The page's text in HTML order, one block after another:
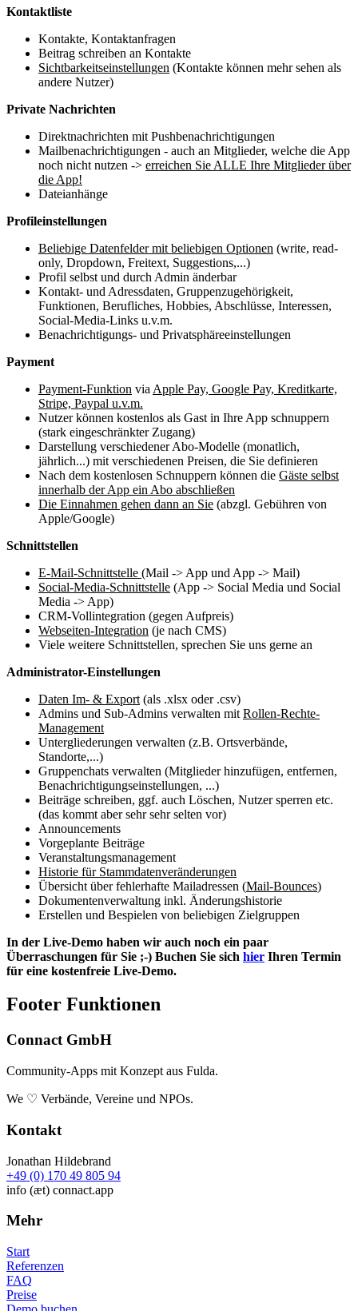
Kontaktliste
Kontakte, Kontaktanfragen
Beitrag schreiben an Kontakte
Sichtbarkeitseinstellungen (Kontakte können mehr sehen als
andere Nutzer)
Private Nachrichten
Direktnachrichten mit Pushbenachrichtigungen
Mailbenachrichtigungen - auch an Mitglieder, welche die App
noch nicht nutzen -> erreichen Sie ALLE Ihre Mitglieder über
die App!
Dateianhänge
Profileinstellungen
Beliebige Datenfelder mit beliebigen Optionen (write, read-
only, Dropdown, Freitext, Suggestions,...)
Profil selbst und durch Admin änderbar
Kontakt- und Adressdaten, Gruppenzugehörigkeit,
Funktionen, Berufliches, Hobbies, Abschlüsse, Interessen,
Social-Media-Links u.v.m.
Benachrichtigungs- und Privatsphäreeinstellungen
Payment
Payment-Funktion via Apple Pay, Google Pay, Kreditkarte,
Stripe, Paypal u.v.m.
Nutzer können kostenlos als Gast in Ihre App schnuppern
(stark eingeschränkter Zugang)
Darstellung verschiedener Abo-Modelle (monatlich,
jährlich...) mit verschiedenen Preisen, die Sie definieren
Nach dem kostenlosen Schnuppern können die Gäste selbst
innerhalb der App ein Abo abschließen
Die Einnahmen gehen dann an Sie (abzgl. Gebühren von
Apple/Google)
Schnittstellen
E-Mail-Schnittstelle (Mail -> App und App -> Mail)
Social-Media-Schnittstelle (App -> Social Media und Social
Media -> App)
CRM-Vollintegration (gegen Aufpreis)
Webseiten-Integration (je nach CMS)
Viele weitere Schnittstellen, sprechen Sie uns gerne an
Administrator-Einstellungen
Daten Im- & Export (als .xlsx oder .csv)
Admins und Sub-Admins verwalten mit Rollen-Rechte-
Management
Untergliederungen verwalten (z.B. Ortsverbände,
Standorte,...)
Gruppenchats verwalten (Mitglieder hinzufügen, entfernen,
Benachrichtigungseinstellungen, ...)
Beiträge schreiben, ggf. auch Löschen, Nutzer sperren etc.
(das kommt aber sehr sehr selten vor)
Announcements
Vorgeplante Beiträge
Veranstaltungsmanagement
Historie für Stammdatenveränderungen
Übersicht über fehlerhafte Mailadressen (Mail-Bounces)
Dokumentenverwaltung inkl. Änderungshistorie
Erstellen und Bespielen von beliebigen Zielgruppen
In der Live-Demo haben wir auch noch ein paar
Überraschungen für Sie ;-) Buchen Sie sich hier Ihren Termin
für eine kostenfreie Live-Demo.
Footer Funktionen
Connact GmbH
Community-Apps mit Konzept aus Fulda.
We ♡ Verbände, Vereine und NPOs.
Kontakt
Jonathan Hildebrand
+49 (0) 170 49 805 94
info (æt) connact.app
Mehr
Start
Referenzen
FAQ
Preise